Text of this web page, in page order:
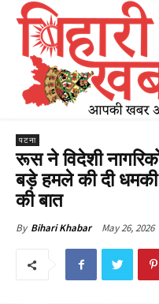
पटना
रूस ने विदेशी
बड़े हमले की दी
की बात
By Bihari Khabar May 26, 2026